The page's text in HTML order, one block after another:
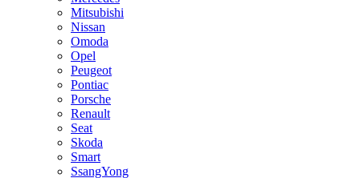
Mitsubishi
Nissan
Omoda
Opel
Peugeot
Pontiac
Porsche
Renault
Seat
Skoda
Smart
SsangYong